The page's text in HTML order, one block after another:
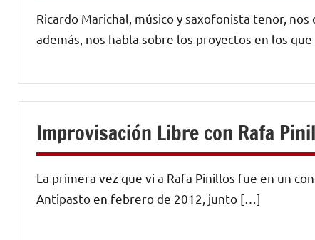
Ricardo Marichal, músico y saxofonista tenor,
además, nos habla sobre los proyectos en los
Improvisación Libre con Rafa
La primera vez que vi a Rafa Pinillos fue en un
Antipasto en febrero de 2012, junto […]